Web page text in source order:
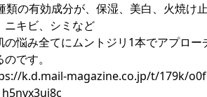
類の有効成分が、保湿、美白、火焼け
ニキビ、シミなど
の悩み全てにムントジリ1本でアプロー
です。
k.d.mail-magazine.co.jp/t/179k/